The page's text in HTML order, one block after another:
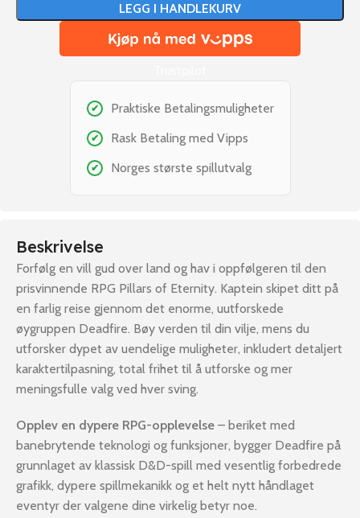
LEGG I HANDLEKURV
✔ Praktiske Betalingsmuligheter
✔ Rask Betaling med Vipps
✔ Norges største spillutvalg
Beskrivelse
Forfølg en vill gud over land og hav i oppfølgeren til den
prisvinnende RPG Pillars of Eternity. Kaptein skipet ditt på
en farlig reise gjennom det enorme, uutforskede
øygruppen Deadfire. Bøy verden til din vilje, mens du
utforsker dypet av uendelige muligheter, inkludert detaljert
karaktertilpasning, total frihet til å utforske og mer
meningsfulle valg ved hver sving.
Opplev en dypere RPG-opplevelse – beriket med
banebrytende teknologi og funksjoner, bygger Deadfire på
grunnlaget av klassisk D&D-spill med vesentlig forbedrede
grafikk, dypere spillmekanikk og et helt nytt håndlaget
eventyr der valgene dine virkelig betyr noe.